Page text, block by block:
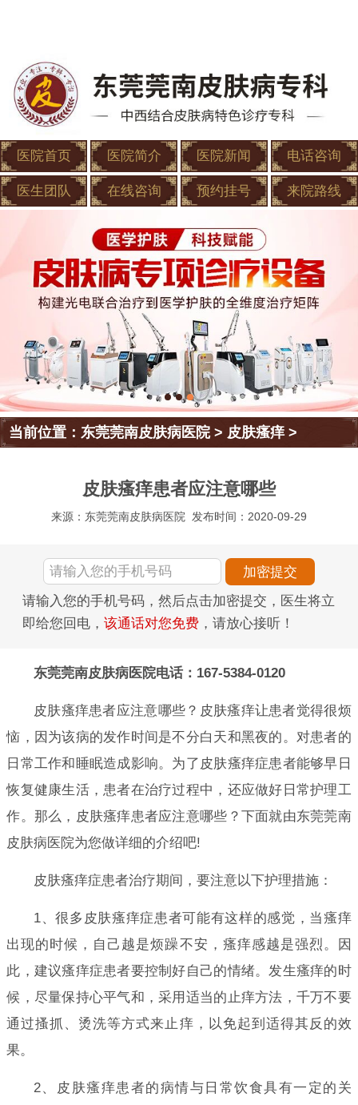
医院首页 医院简介 医院新闻 电话咨询
医生团队 在线咨询 预约挂号 来院路线
当前位置：东莞莞南皮肤病医院> 皮肤瘙痒>
皮肤瘙痒患者应注意哪些
来源：东莞莞南皮肤病医院 发布时间：2020-09-29
请输入您的手机号码，然后点击加密提交，医生将立
即给您回电， 该通话对您免费 ，请放心接听！
东莞莞南皮肤病医院电话：167-5384-0120
皮肤瘙痒患者应注意哪些？皮肤瘙痒让患者觉得很烦
恼，因为该病的发作时间是不分白天和黑夜的。对患者的
日常工作和睡眠造成影响。为了皮肤瘙痒症患者能够早日
恢复健康生活，患者在治疗过程中，还应做好日常护理工
作。那么，皮肤瘙痒患者应注意哪些？下面就由东莞莞南
皮肤病医院为您做详细的介绍吧!
皮肤瘙痒症患者治疗期间，要注意以下护理措施：
1、很多皮肤瘙痒症患者可能有这样的感觉，当瘙痒
出现的时候，自己越是烦躁不安，瘙痒感越是强烈。因
此，建议瘙痒症患者要控制好自己的情绪。发生瘙痒的时
候，尽量保持心平气和，采用适当的止痒方法，千万不要
通过搔抓、烫洗等方式来止痒，以免起到适得其反的效
果。
2、皮肤瘙痒患者的病情与日常饮食具有一定的关